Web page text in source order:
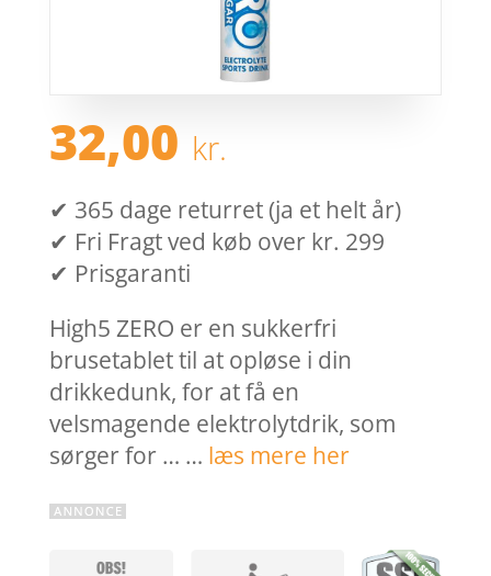
32,00 kr.
✔ 365 dage returret (ja et helt år)
✔ Fri Fragt ved køb over kr. 299
✔ Prisgaranti
High5 ZERO er en sukkerfri
brusetablet til at opløse i din
drikkedunk, for at få en
velsmagende elektrolytdrik, som
sørger for … … læs mere her